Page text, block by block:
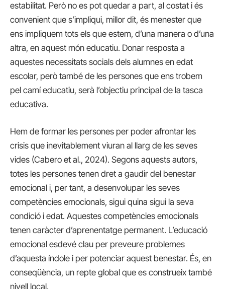
estabilitat. Però no es pot quedar a part, al costat i és
convenient que s’impliqui, millor dit, és menester que
ens impliquem tots els que estem, d’una manera o d’una
altra, en aquest món educatiu. Donar resposta a
aquestes necessitats socials dels alumnes en edat
escolar, però també de les persones que ens trobem
pel camí educatiu, serà l’objectiu principal de la tasca
educativa.
Hem de formar les persones per poder afrontar les
crisis que inevitablement viuran al llarg de les seves
vides (Cabero et al., 2024). Segons aquests autors,
totes les persones tenen dret a gaudir del benestar
emocional i, per tant, a desenvolupar les seves
competències emocionals, sigui quina sigui la seva
condició i edat. Aquestes competències emocionals
tenen caràcter d’aprenentatge permanent. L’educació
emocional esdevé clau per preveure problemes
d’aquesta índole i per potenciar aquest benestar. És, en
conseqüència, un repte global que es construeix també
nivell local.